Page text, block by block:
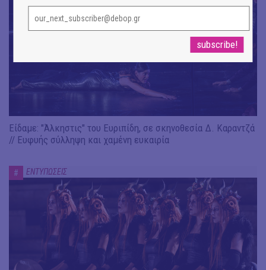
Είδαμε: "Άλκηστις" του Ευριπίδη, σε σκηνοθεσία Δ. Καραντζά
// Ευφυής σύλληψη και χαμένη ευκαιρία
# ΕΝΤΥΠΩΣΕΙΣ